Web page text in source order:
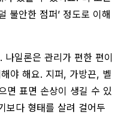
불안한 점퍼’ 정도로 이해
나일론은 관리가 편한 편이
야 해요. 지퍼, 가방끈, 벨
면 표면 손상이 생길 수 있
보다 형태를 살려 걸어두